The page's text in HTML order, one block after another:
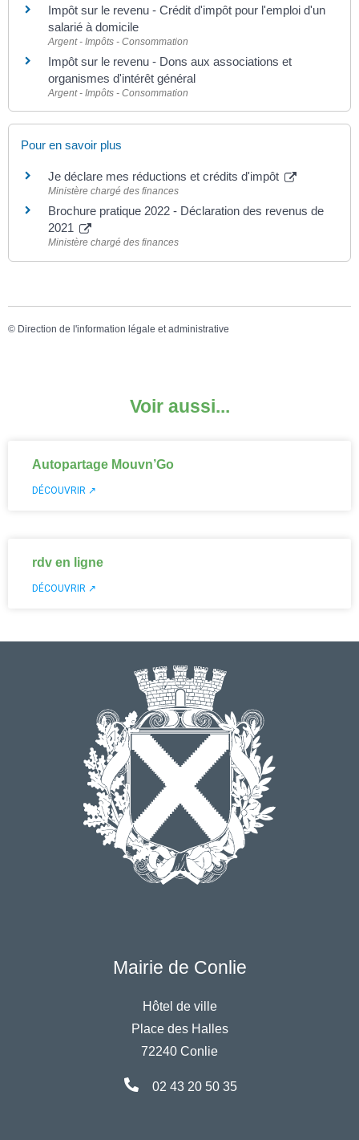
Impôt sur le revenu - Crédit d'impôt pour l'emploi d'un
salarié à domicile
Argent - Impôts - Consommation
Impôt sur le revenu - Dons aux associations et
organismes d'intérêt général
Argent - Impôts - Consommation
Pour en savoir plus
Je déclare mes réductions et crédits d'impôt
Ministère chargé des finances
Brochure pratique 2022 - Déclaration des revenus de
2021
Ministère chargé des finances
© Direction de l'information légale et administrative
Voir aussi...
Autopartage Mouvn’Go
DÉCOUVRIR ↗
rdv en ligne
DÉCOUVRIR ↗
Mairie de Conlie
Hôtel de ville
Place des Halles
72240 Conlie
02 43 20 50 35